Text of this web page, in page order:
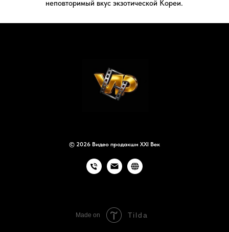
© 2026 Видео продакшн XXI Век
Made on Tilda